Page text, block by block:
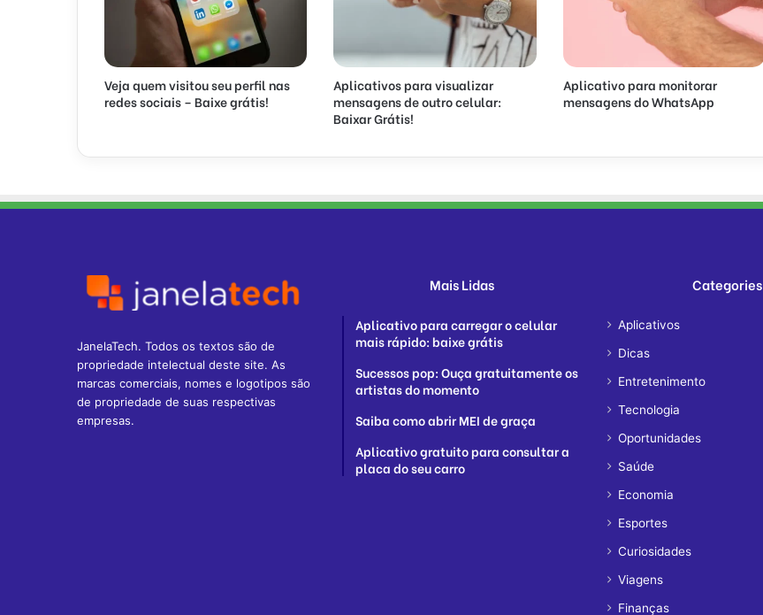
Veja quem visitou seu perfil nas
redes sociais – Baixe grátis!
Aplicativos para visualizar
mensagens de outro celular:
Baixar Grátis!
Aplicativo para monitorar
mensagens do WhatsApp
JanelaTech. Todos os textos são de
propriedade intelectual deste site. As
marcas comerciais, nomes e logotipos são
de propriedade de suas respectivas
empresas.
Mais Lidas
Aplicativo para carregar o celular
mais rápido: baixe grátis
Sucessos pop: Ouça gratuitamente os
artistas do momento
Saiba como abrir MEI de graça
Aplicativo gratuito para consultar a
placa do seu carro
Categories
Aplicativos
Dicas
Entretenimento
Tecnologia
Oportunidades
Saúde
Economia
Esportes
Curiosidades
Viagens
Finanças